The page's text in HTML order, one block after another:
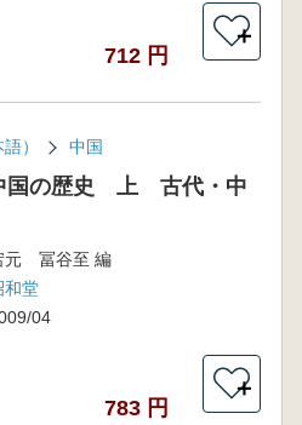
712 円
＋
） 中国
の歴史 上 古代・中
元 冨谷至 編
和堂
04
783 円
＋